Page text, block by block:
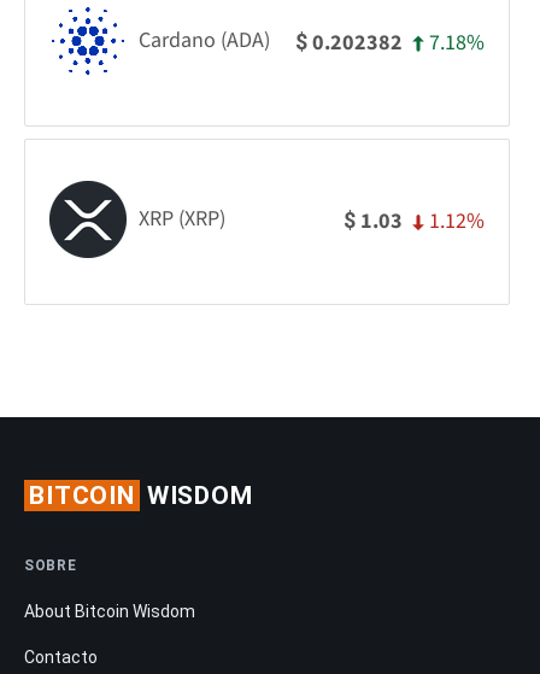
Cardano (ADA) $0.202382 7.18%
XRP (XRP) $ 1.03 1.12%
BITCOIN WISDOM
SOBRE
About Bitcoin Wisdom
Contacto